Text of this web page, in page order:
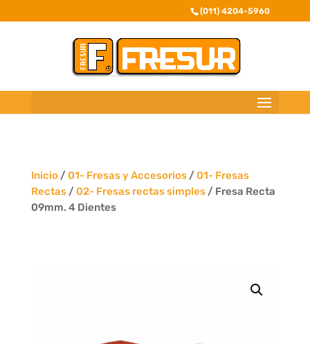
(011) 4204-5960
Inicio/ 01- Fresas y Accesorios/ 01- Fresas
Rectas/ 02- Fresas rectas simples/ Fresa Recta
09mm. 4 Dientes